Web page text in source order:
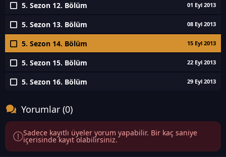
5. Sezon 12. Bölüm 01 Eyl 2013
5. Sezon 13. Bölüm 08 Eyl 2013
5. Sezon 14. Bölüm 15 Eyl 2013
5. Sezon 15. Bölüm 22 Eyl 2013
5. Sezon 16. Bölüm 29 Eyl 2013
Yorumlar (0)
Sadece kayıtlı üyeler yorum yapabilir. Bir kaç saniye
içerisinde kayıt olabilirsiniz.